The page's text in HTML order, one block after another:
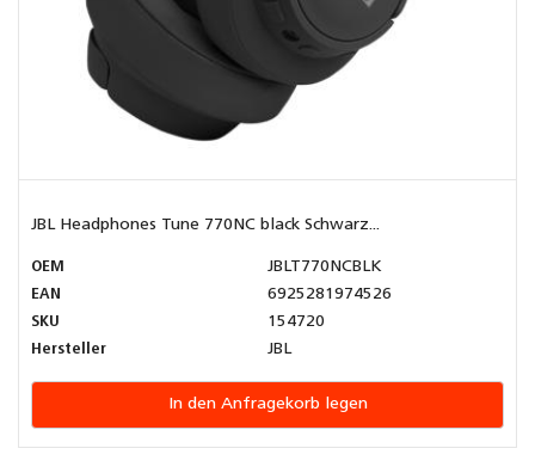
JBL Headphones Tune 770NC black Schwarz...
OEM
JBLT770NCBLK
EAN
6925281974526
SKU
154720
Hersteller
JBL
In den Anfragekorb legen